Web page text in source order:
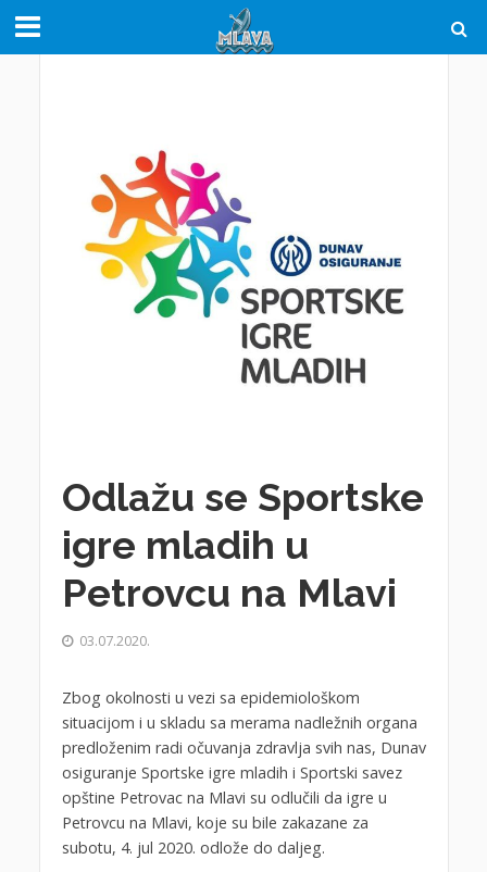
Odlažu se Sportske
igre mladih u
Petrovcu na Mlavi
03.07.2020.
Zbog okolnosti u vezi sa epidemiološkom
situacijom i u skladu sa merama nadležnih organa
predloženim radi očuvanja zdravlja svih nas, Dunav
osiguranje Sportske igre mladih i Sportski savez
opštine Petrovac na Mlavi su odlučili da igre u
Petrovcu na Mlavi, koje su bile zakazane za
subotu, 4. jul 2020. odlože do daljeg.